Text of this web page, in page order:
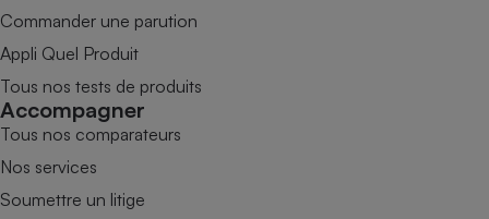
Commander une parution
Appli Quel Produit
Tous nos tests de produits
Accompagner
Tous nos comparateurs
Nos services
Soumettre un litige